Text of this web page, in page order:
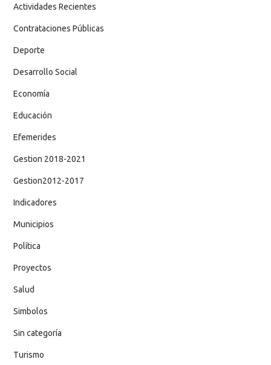
Actividades Recientes
Contrataciones Públicas
Deporte
Desarrollo Social
Economía
Educación
Efemerides
Gestion 2018-2021
Gestion2012-2017
Indicadores
Municipios
Política
Proyectos
Salud
Simbolos
Sin categoría
Turismo